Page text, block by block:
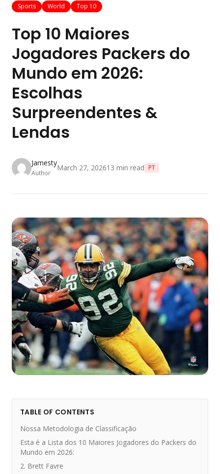
Sports World Top 10
Top 10 Maiores
Jogadores Packers do
Mundo em 2026:
Escolhas
Surpreendentes &
Lendas
Jamesty
Author
March 27, 202613 min read PT
TABLE OF CONTENTS
Nossa Metodologia de Classificação
Esta é a Lista dos 10 Maiores Jogadores do Packers do
Mundo em 2026:
2. Brett Favre